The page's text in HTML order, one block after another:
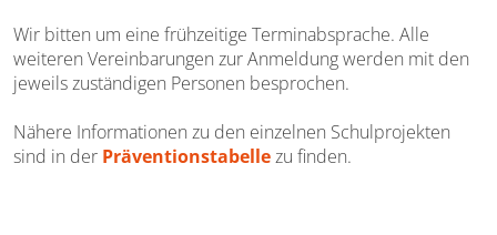
Wir bitten um eine frühzeitige Terminabsprache. Alle
weiteren Vereinbarungen zur Anmeldung werden mit den
jeweils zuständigen Personen besprochen.
Nähere Informationen zu den einzelnen Schulprojekten
sind in der Präventionstabellezu finden.